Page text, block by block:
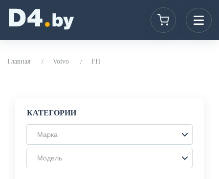
Главная Volvo FH
КАТЕГОРИИ
Марка
Модель